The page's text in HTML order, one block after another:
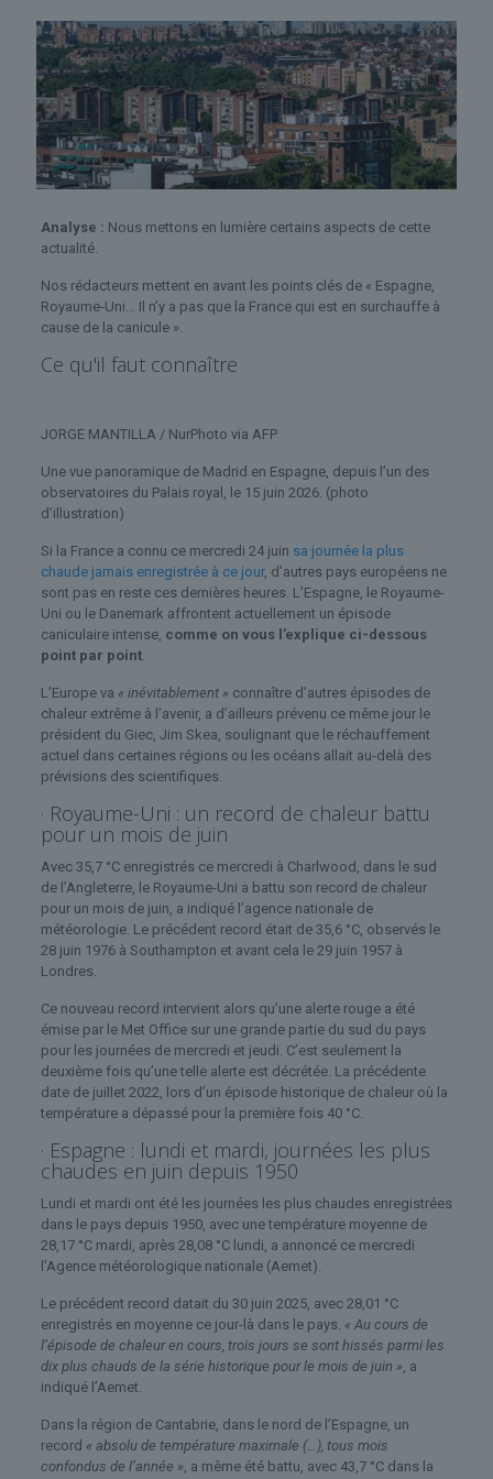
Analyse : Nous mettons en lumière certains aspects de cette
actualité.
Nos rédacteurs mettent en avant les points clés de « Espagne,
Royaume-Uni… Il n’y a pas que la France qui est en surchauffe à
cause de la canicule ».
Ce qu'il faut connaître
JORGE MANTILLA / NurPhoto via AFP
Une vue panoramique de Madrid en Espagne, depuis l’un des
observatoires du Palais royal, le 15 juin 2026. (photo
d’illustration)
Si la France a connu ce mercredi 24 juin sa journée la plus
chaude jamais enregistrée à ce jour, d’autres pays européens ne
sont pas en reste ces dernières heures. L’Espagne, le Royaume-
Uni ou le Danemark affrontent actuellement un épisode
caniculaire intense, comme on vous l’explique ci-dessous
point par point.
L’Europe va « inévitablement » connaître d’autres épisodes de
chaleur extrême à l’avenir, a d’ailleurs prévenu ce même jour le
président du Giec, Jim Skea, soulignant que le réchauffement
actuel dans certaines régions ou les océans allait au-delà des
prévisions des scientifiques.
· Royaume-Uni : un record de chaleur battu
pour un mois de juin
Avec 35,7 °C enregistrés ce mercredi à Charlwood, dans le sud
de l’Angleterre, le Royaume-Uni a battu son record de chaleur
pour un mois de juin, a indiqué l’agence nationale de
météorologie. Le précédent record était de 35,6 °C, observés le
28 juin 1976 à Southampton et avant cela le 29 juin 1957 à
Londres.
Ce nouveau record intervient alors qu’une alerte rouge a été
émise par le Met Office sur une grande partie du sud du pays
pour les journées de mercredi et jeudi. C’est seulement la
deuxième fois qu’une telle alerte est décrétée. La précédente
date de juillet 2022, lors d’un épisode historique de chaleur où la
température a dépassé pour la première fois 40 °C.
· Espagne : lundi et mardi, journées les plus
chaudes en juin depuis 1950
Lundi et mardi ont été les journées les plus chaudes enregistrées
dans le pays depuis 1950, avec une température moyenne de
28,17 °C mardi, après 28,08 °C lundi, a annoncé ce mercredi
l’Agence météorologique nationale (Aemet).
Le précédent record datait du 30 juin 2025, avec 28,01 °C
enregistrés en moyenne ce jour-là dans le pays. « Au cours de
l’épisode de chaleur en cours, trois jours se sont hissés parmi les
dix plus chauds de la série historique pour le mois de juin » , a
indiqué l’Aemet.
Dans la région de Cantabrie, dans le nord de l’Espagne, un
record « absolu de température maximale (…), tous mois
confondus de l’année » , a même été battu, avec 43,7 °C dans la